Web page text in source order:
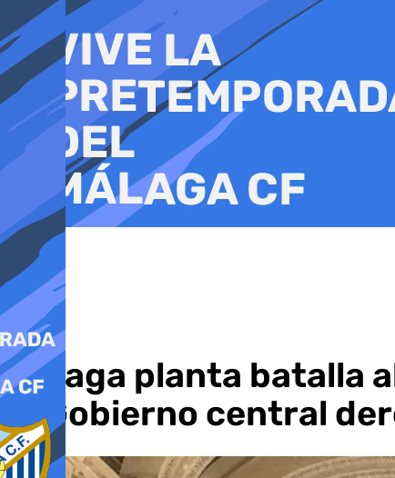
al
contenido
Málaga planta batalla
al Gobierno central